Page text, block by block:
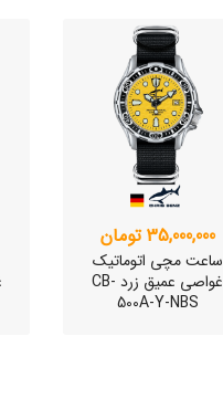
35,000,000 تومان
ساعت مچی اتوماتیک
غواصی عمیق زرد CB-
500A-Y-NBS